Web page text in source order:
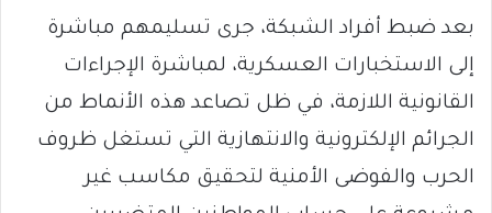
بعد ضبط أفراد الشبكة، جرى تسليمهم مباشرة
إلى الاستخبارات العسكرية، لمباشرة الإجراءات
القانونية اللازمة، في ظل تصاعد هذه الأنماط من
الجرائم الإلكترونية والانتهازية التي تستغل ظروف
الحرب والفوضى الأمنية لتحقيق مكاسب غير